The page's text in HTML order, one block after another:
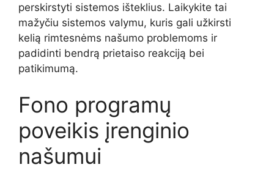
perskirstyti sistemos išteklius. Laikykite tai
mažyčiu sistemos valymu, kuris gali užkirsti
kelią rimtesnėms našumo problemoms ir
padidinti bendrą prietaiso reakciją bei
patikimumą.
Fono programų
poveikis įrenginio
našumui